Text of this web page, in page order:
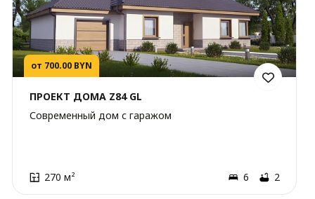
от 700.00 BYN
ПРОЕКТ ДОМА Z84 GL
Современный дом с гаражом
270 м² 6 2